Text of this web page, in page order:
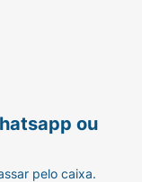
ou
pelo caixa.